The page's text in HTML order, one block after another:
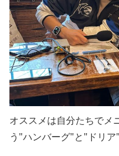
オススメは自分たちでメ
う"ハンバーグ"と"ドリア"